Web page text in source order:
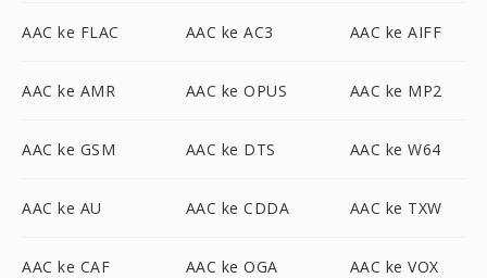
AAC ke FLAC AAC ke AC3 AAC ke AIFF
AAC ke AMR AAC ke OPUS AAC ke MP2
AAC ke GSM AAC ke DTS AAC ke W64
AAC ke AU AAC ke CDDA AAC ke TXW
AAC ke CAF AAC ke OGA AAC ke VOX